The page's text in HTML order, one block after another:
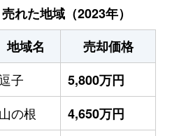
れた地域（2023年）
地域名
売却価格
子
5,800万円
山の根
4,650万円